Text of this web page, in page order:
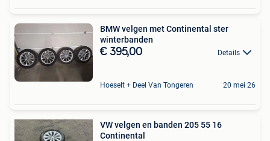
BMW velgen met Continental ster
winterbanden
€ 395,00 Details
Hoeselt + Deel Van Tongeren 20 mei 26
VW velgen en banden 205 55 16
Continental